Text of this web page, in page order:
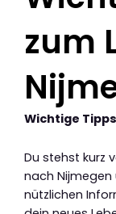
zum
Wichtige
Du stehst kurz
nach
nützlichen